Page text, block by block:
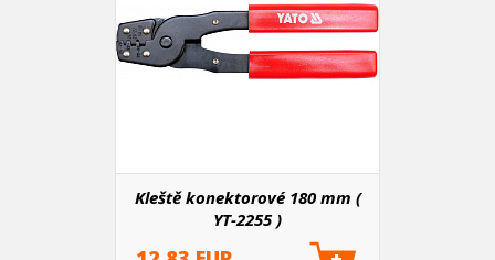
Kleště konektorové 180 mm (
YT-2255 )